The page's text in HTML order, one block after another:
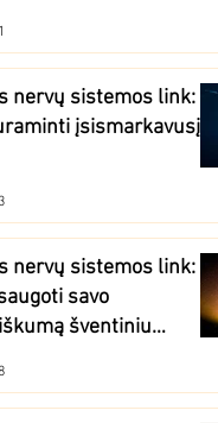
nervų sistemos link:
įsismarkavusį
nervų sistemos link:
savo
šventiniu